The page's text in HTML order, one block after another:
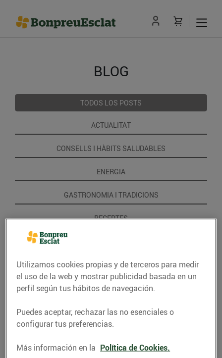
BLOG
TODOS LOS POSTS
ACTUALITAT
CONSELLS I HÀBITS SALUDABLES
ENERGIA
GASTRONOMIA I TRADICIONS
RECEPTES
Utilizamos cookies propias y de terceros para medir
el uso de la web y mostrar publicidad basada en un
perfil según tus hábitos de navegación.
Puedes aceptar, rechazar las no esenciales o
configurar tus preferencias.
Más información en la Política de Cookies.